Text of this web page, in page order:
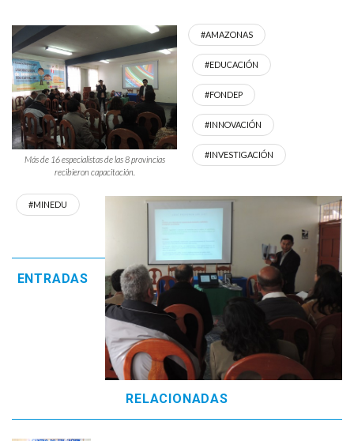
Más de 16 especialistas de las 8 provincias
recibieron capacitación.
#AMAZONAS
#EDUCACIÓN
#FONDEP
#INNOVACIÓN
#INVESTIGACIÓN
#MINEDU
ENTRADAS
RELACIONADAS